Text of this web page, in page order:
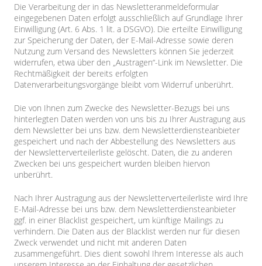
Die Verarbeitung der in das Newsletteranmeldeformular
eingegebenen Daten erfolgt ausschließlich auf Grundlage Ihrer
Einwilligung (Art. 6 Abs. 1 lit. a DSGVO). Die erteilte Einwilligung
zur Speicherung der Daten, der E-Mail-Adresse sowie deren
Nutzung zum Versand des Newsletters können Sie jederzeit
widerrufen, etwa über den „Austragen“-Link im Newsletter. Die
Rechtmäßigkeit der bereits erfolgten
Datenverarbeitungsvorgänge bleibt vom Widerruf unberührt.
Die von Ihnen zum Zwecke des Newsletter-Bezugs bei uns
hinterlegten Daten werden von uns bis zu Ihrer Austragung aus
dem Newsletter bei uns bzw. dem Newsletterdiensteanbieter
gespeichert und nach der Abbestellung des Newsletters aus
der Newsletterverteilerliste gelöscht. Daten, die zu anderen
Zwecken bei uns gespeichert wurden bleiben hiervon
unberührt.
Nach Ihrer Austragung aus der Newsletterverteilerliste wird Ihre
E-Mail-Adresse bei uns bzw. dem Newsletterdiensteanbieter
ggf. in einer Blacklist gespeichert, um künftige Mailings zu
verhindern. Die Daten aus der Blacklist werden nur für diesen
Zweck verwendet und nicht mit anderen Daten
zusammengeführt. Dies dient sowohl Ihrem Interesse als auch